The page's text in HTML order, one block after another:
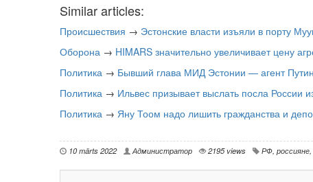
Similar articles:
Происшествия → Эстонские власти изъяли в порту
Оборона → HIMARS значительно увеличивает цену
Политика → Бывший глава МИД Эстонии — агент
Политика → Ильвес призывает выслать посла России
Политика → Яну Тоом надо лишить гражданства и
10 märts 2022 Администратор 2195 views РФ, россияне,